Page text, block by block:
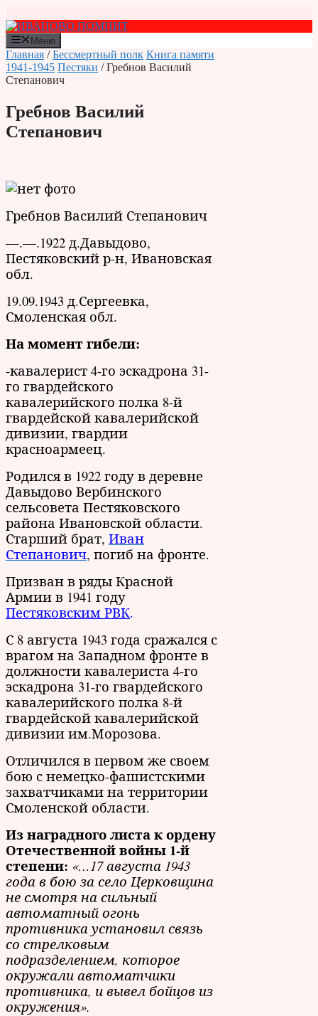
к
содержимому
Меню
Главная /Бессмертный полк Книга памяти
1941-1945 Пестяки / Гребнов Василий
Степанович
Гребнов Василий
Степанович
Гребнов Василий Степанович
—.—.1922 д.Давыдово,
Пестяковский р-н, Ивановская
обл.
19.09.1943 д.Сергеевка,
Смоленская обл.
На момент гибели:
-кавалерист 4-го эскадрона 31-
го гвардейского
кавалерийского полка 8-й
гвардейской кавалерийской
дивизии, гвардии
красноармеец.
Родился в 1922 году в деревне
Давыдово Вербинского
сельсовета Пестяковского
района Ивановской области.
Старший брат, Иван
Степанович, погиб на фронте.
Призван в ряды Красной
Армии в 1941 году
Пестяковским РВК.
С 8 августа 1943 года сражался с
врагом на Западном фронте в
должности кавалериста 4-го
эскадрона 31-го гвардейского
кавалерийского полка 8-й
гвардейской кавалерийской
дивизии им.Морозова.
Отличился в первом же своем
бою с немецко-фашистскими
захватчиками на территории
Смоленской области.
Из наградного листа к ордену
Отечественной войны 1-й
степени: «…17 августа 1943
года в бою за село Церковщина
не смотря на сильный
автоматный огонь
противника установил связь
со стрелковым
подразделением, которое
окружали автоматчики
противника, и вывел бойцов из
окружения».